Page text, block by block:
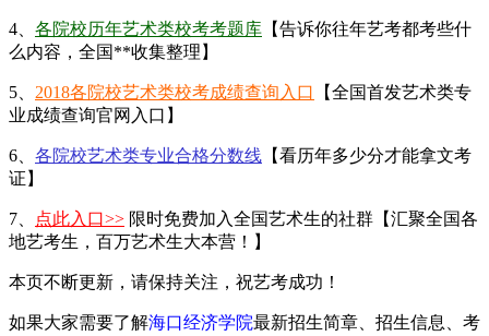
4、 各院校历年艺术类校考考题库 【告诉你往年艺考都考些什
么内容，全国**收集整理】
5、 2018各院校艺术类校考成绩查询入口
【全国首发艺术类专
业成绩查询官网入口】
6、 各院校艺术类专业合格分数线 【看历年多少分才能拿文考
证】
7、 点此入口>> 限时免费加入全国艺术生的社群【汇聚全国各
地艺考生，百万艺术生大本营！】
本页不断更新，请保持关注，祝艺考成功！
如果大家需要了解海口经济学院最新招生简章、招生信息、考